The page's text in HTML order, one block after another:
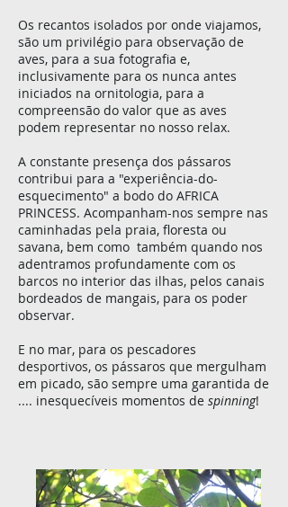
Os recantos isolados por onde viajamos,
são um privilégio para observação de
aves, para a sua fotografia e,
inclusivamente para os nunca antes
iniciados na ornitologia, para a
compreensão do valor que as aves
podem representar no nosso relax.
A constante presença dos pássaros
contribui para a "experiência-do-
esquecimento" a bodo do AFRICA
PRINCESS. Acompanham-nos sempre nas
caminhadas pela praia, floresta ou
savana, bem como também quando nos
adentramos profundamente com os
barcos no interior das ilhas, pelos canais
bordeados de mangais, para os poder
observar.
E no mar, para os pescadores
desportivos, os pássaros que mergulham
em picado, são sempre uma garantida de
.... inesquecíveis ​​momentos de spinning!